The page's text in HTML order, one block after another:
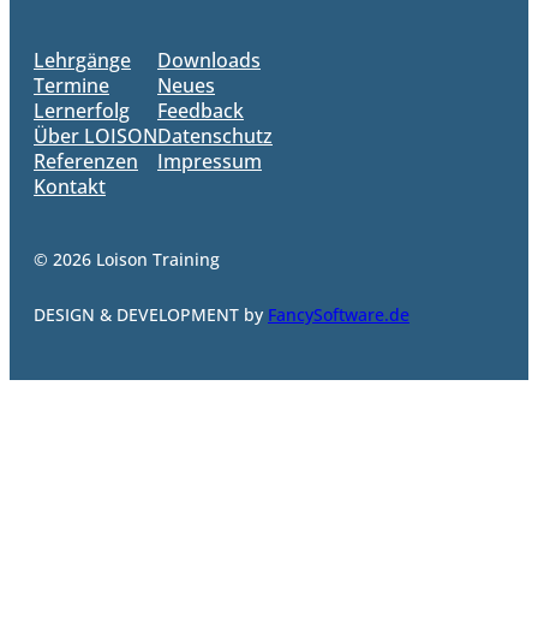
Lehrgänge
Termine
Lernerfolg
Über LOISON
Referenzen
Kontakt
Downloads
Neues
Feedback
Datenschutz
Impressum
© 2026 Loison Training
DESIGN & DEVELOPMENT by FancySoftware.de